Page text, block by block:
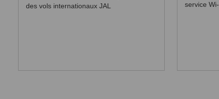
des vols internationaux JAL
service